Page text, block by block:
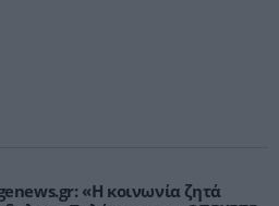
«Η κοινωνία ζητά